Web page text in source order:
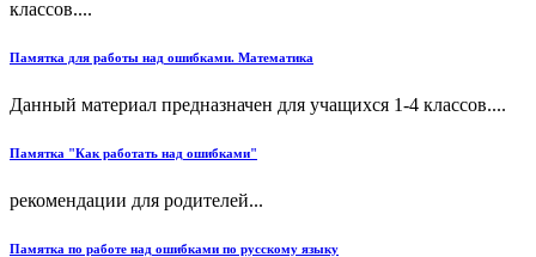
классов....
Памятка для работы над ошибками. Математика
Данный материал предназначен для учащихся 1-4 классов....
Памятка "Как работать над ошибками"
рекомендации для родителей...
Памятка по работе над ошибками по русскому языку